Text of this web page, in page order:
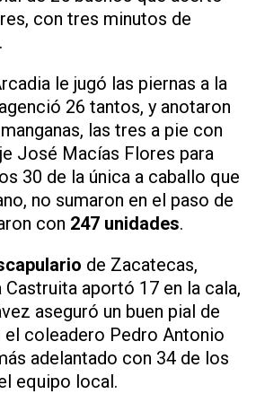
con tres minutos de
le jugó las piernas a la
26 tantos, y anotaron
las tres a pie con
José Macías Flores para
30 de la única a caballo que
no sumaron en el paso de
con 247 unidades.
de Zacatecas,
aportó 17 en la cala,
aseguró un buen pial de
el coleadero Pedro Antonio
adelantado con 34 de los
equipo local.